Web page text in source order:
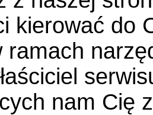
kierować do
ramach
nam Cię